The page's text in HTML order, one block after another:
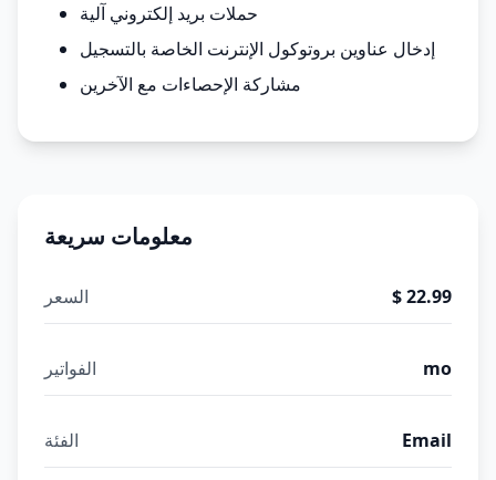
حملات بريد إلكتروني آلية
إدخال عناوين بروتوكول الإنترنت الخاصة بالتسجيل
مشاركة الإحصاءات مع الآخرين
معلومات سريعة
السعر $ 22.99
الفواتير mo
الفئة Email